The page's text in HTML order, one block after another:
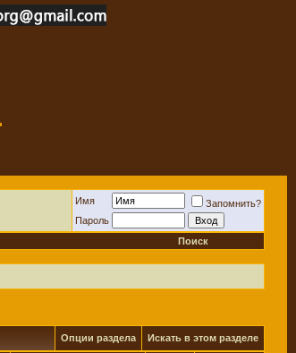
Имя
Запомнить?
Пароль
Поиск
Опции раздела Искать в этом разделе